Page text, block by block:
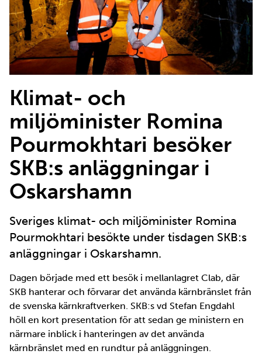
Klimat- och
miljöminister Romina
Pourmokhtari besöker
SKB:s anläggningar i
Oskarshamn
Sveriges klimat- och miljöminister Romina
Pourmokhtari besökte under tisdagen SKB:s
anläggningar i Oskarshamn.
Dagen började med ett besök i mellanlagret Clab, där
SKB hanterar och förvarar det använda kärnbränslet från
de svenska kärnkraftverken. SKB:s vd Stefan Engdahl
höll en kort presentation för att sedan ge ministern en
närmare inblick i hanteringen av det använda
kärnbränslet med en rundtur på anläggningen.